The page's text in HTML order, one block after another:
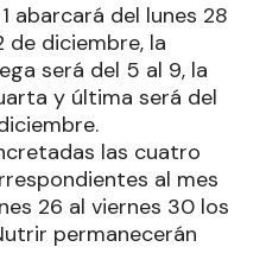
abarcará del lunes 28
de diciembre, la
será del 5 al 9, la
y última será del
las cuatro
al mes
26 al viernes 30 los
permanecerán